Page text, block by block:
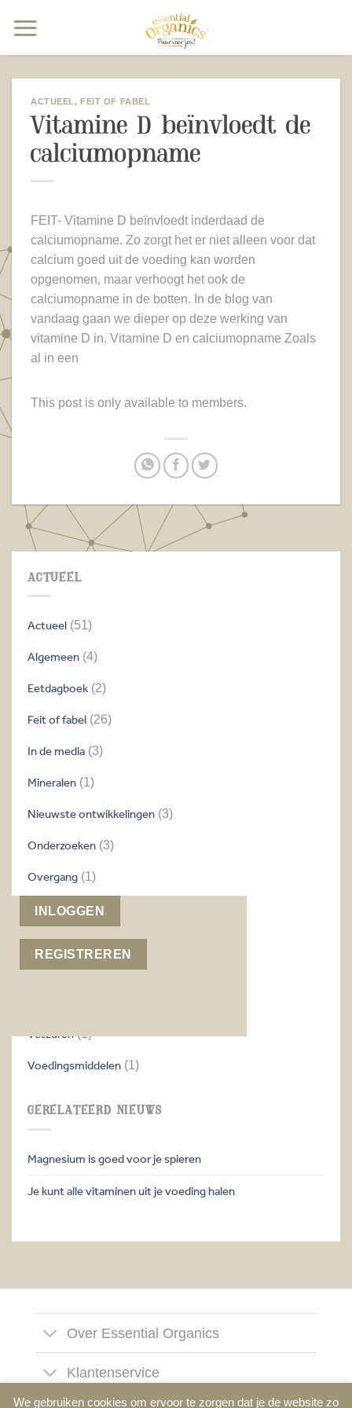
naar
ACTUEEL
Actueel (51)
Algemeen (4)
Eetdagboek (2)
Feit of fabel (26)
In de media (3)
Mineralen (1)
Nieuwste ontwikkelingen (3)
Onderzoeken (3)
Overgang (1)
Recepten(6)
Slaap(1)
Tips(4)
Vetzuren(1)
Voedingsmiddelen (1)
GERELATEERD NIEUWS
Magnesium is goed voor je spieren
Je kunt alle vitaminen uit je voeding halen
ACTUEEL,FEIT OF FABEL
Vitamine D beïnvloedt de
calciumopname
FEIT- Vitamine D beïnvloedt inderdaad de
calciumopname. Zo zorgt het er niet alleen voor dat
calcium goed uit de voeding kan worden
opgenomen, maar verhoogt het ook de
calciumopname in de botten. In de blog van
vandaag gaan we dieper op deze werking van
vitamine D in. Vitamine D en calciumopname Zoals
al in een
This post is only available to members.
INLOGGEN
REGISTREREN
Over Essential Organics
Klantenservice
We gebruiken cookies om ervoor te zorgen dat je de website zo